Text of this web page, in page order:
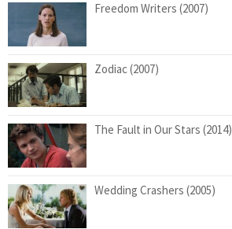
Freedom Writers (2007)
Zodiac (2007)
The Fault in Our Stars (2014)
Wedding Crashers (2005)